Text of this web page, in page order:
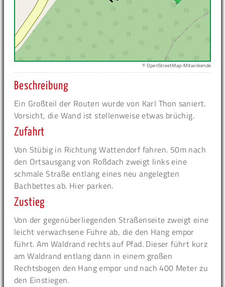
© OpenStreetMap-Mitwirkende
Beschreibung
Ein Großteil der Routen wurde von Karl Thon saniert.
Vorsicht, die Wand ist stellenweise etwas brüchig.
Zufahrt
Von Stübig in Richtung Wattendorf fahren. 50m nach
den Ortsausgang von Roßdach zweigt links eine
schmale Straße entlang eines neu angelegten
Bachbettes ab. Hier parken.
Zustieg
Von der gegenüberliegenden Straßenseite zweigt eine
leicht verwachsene Fuhre ab, die den Hang empor
führt. Am Waldrand rechts auf Pfad. Dieser führt kurz
am Waldrand entlang dann in einem großen
Rechtsbogen den Hang empor und nach 400 Meter zu
den Einstiegen.